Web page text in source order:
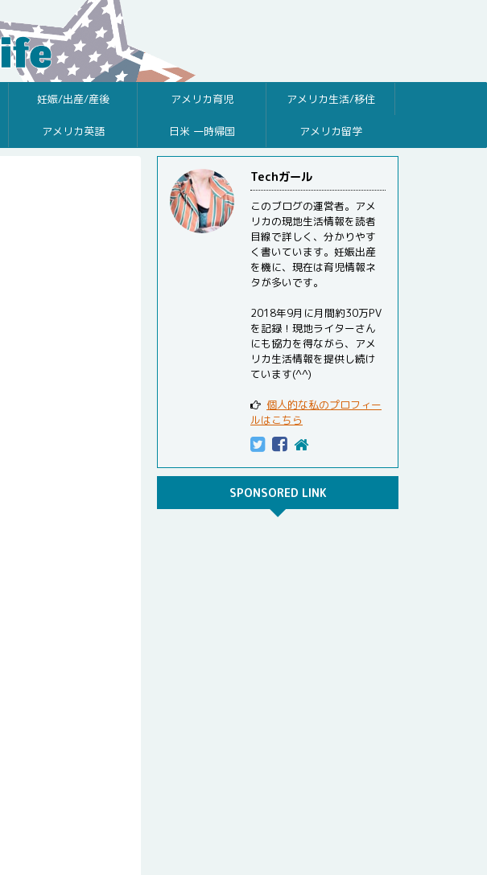
妊娠/出産/産後 アメリカ育児 アメリカ生活/移住
アメリカ英語 日米 一時帰国 アメリカ留学
Techガール
このブログの運営者。アメ
リカの現地生活情報を読者
目線で詳しく、分かりやす
く書いています。妊娠出産
を機に、現在は育児情報ネ
タが多いです。
2018年9月に月間約30万PV
を記録！現地ライターさん
にも協力を得ながら、アメ
リカ生活情報を提供し続け
ています(^^)
個人的な私のプロフィー
ルはこちら
SPONSORED LINK